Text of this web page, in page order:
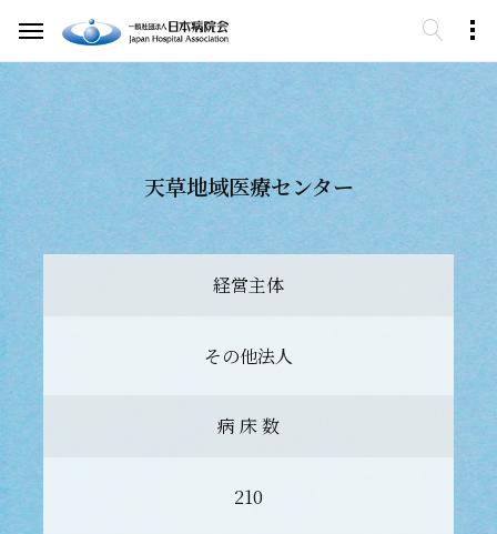
天草地域医療センター
経営主体
その他法人
病 床 数
210